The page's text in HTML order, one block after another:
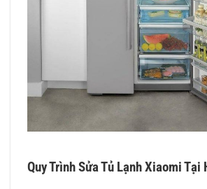
Quy Trình Sửa Tủ Lạnh Xiaomi Tại